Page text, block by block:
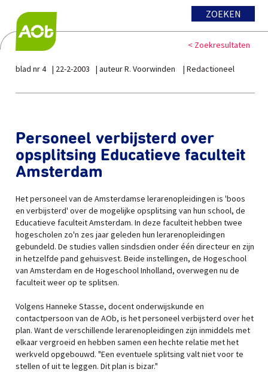
ZOEKEN
< Zoekresultaten
blad nr 4 22-2-2003 auteur R. Voorwinden Redactioneel
Personeel verbijsterd over
opsplitsing Educatieve faculteit
Amsterdam
Het personeel van de Amsterdamse lerarenopleidingen is 'boos
en verbijsterd' over de mogelijke opsplitsing van hun school, de
Educatieve faculteit Amsterdam. In deze faculteit hebben twee
hogescholen zo'n zes jaar geleden hun lerarenopleidingen
gebundeld. De studies vallen sindsdien onder één directeur en zijn
in hetzelfde pand gehuisvest. Beide instellingen, de Hogeschool
van Amsterdam en de Hogeschool Inholland, overwegen nu de
faculteit weer op te splitsen.
Volgens Hanneke Stasse, docent onderwijskunde en
contactpersoon van de AOb, is het personeel verbijsterd over het
plan. Want de verschillende lerarenopleidingen zijn inmiddels met
elkaar vergroeid en hebben samen een hechte relatie met het
werkveld opgebouwd. "Een eventuele splitsing valt niet voor te
stellen of uit te leggen. Dit plan is bizar."